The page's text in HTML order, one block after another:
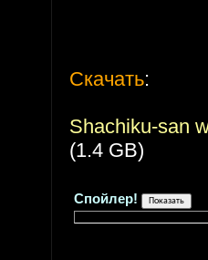
Скачать:
Shachiku-san
(1.4 GB)
Спойлер!